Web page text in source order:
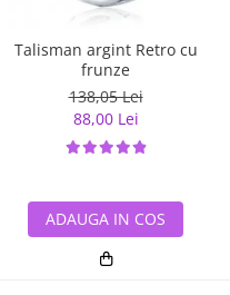
Talisman argint Retro cu
frunze
138,05 Lei
88,00 Lei
ADAUGA IN COS